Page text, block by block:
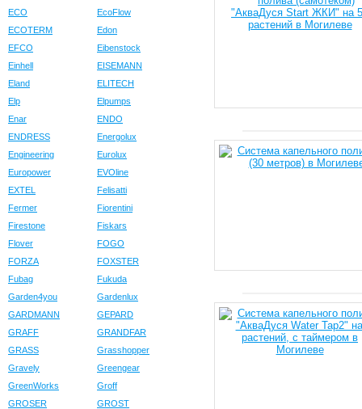
ECO
EcoFlow
ECOTERM
Edon
EFCO
Eibenstock
Einhell
EISEMANN
Eland
ELITECH
Elp
Elpumps
Enar
ENDO
ENDRESS
Energolux
Engineering
Eurolux
Europower
EVOline
EXTEL
Felisatti
Fermer
Fiorentini
Firestone
Fiskars
Flover
FOGO
FORZA
FOXSTER
Fubag
Fukuda
Garden4you
Gardenlux
GARDMANN
GEPARD
GRAFF
GRANDFAR
GRASS
Grasshopper
Gravely
Greengear
GreenWorks
Groff
GROSER
GROST